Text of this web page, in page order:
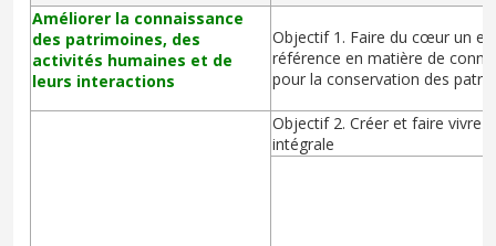
Améliorer la connaissance
des patrimoines, des
activités humaines et de
leurs interactions
Objectif 1. Faire du cœur un
référence en matière de
pour la conservation des
Objectif 2. Créer et faire vivre
intégrale